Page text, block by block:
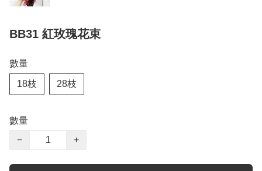
BB31 紅玫瑰花束
數量
18枝 28枝
數量
−
+